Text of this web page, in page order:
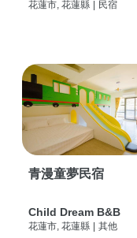
花蓮市, 花蓮縣 民宿
青漫童夢民宿
Child Dream B&B
花蓮市, 花蓮縣 其他